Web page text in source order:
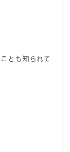
とも知られて